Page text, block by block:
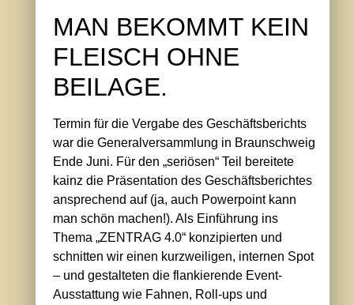
MAN BEKOMMT KEIN
FLEISCH OHNE
BEILAGE.
Termin für die Vergabe des Geschäftsberichts
war die Generalversammlung in Braunschweig
Ende Juni. Für den „seriösen“ Teil bereitete
kainz die Präsentation des Geschäftsberichtes
ansprechend auf (ja, auch Powerpoint kann
man schön machen!). Als Einführung ins
Thema „ZENTRAG 4.0“ konzipierten und
schnitten wir einen kurzweiligen, internen Spot
– und gestalteten die flankierende Event-
Ausstattung wie Fahnen, Roll-ups und